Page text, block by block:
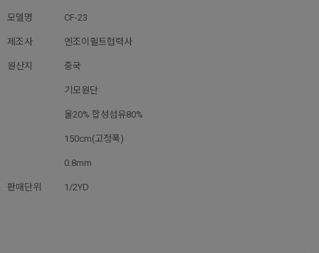
모델명 CF-23
제조사 엔조이퀼트협력사
원산지 중국
기모원단
울20% 합성섬유80%
150cm(고정폭)
0.8mm
판매단위 1/2YD